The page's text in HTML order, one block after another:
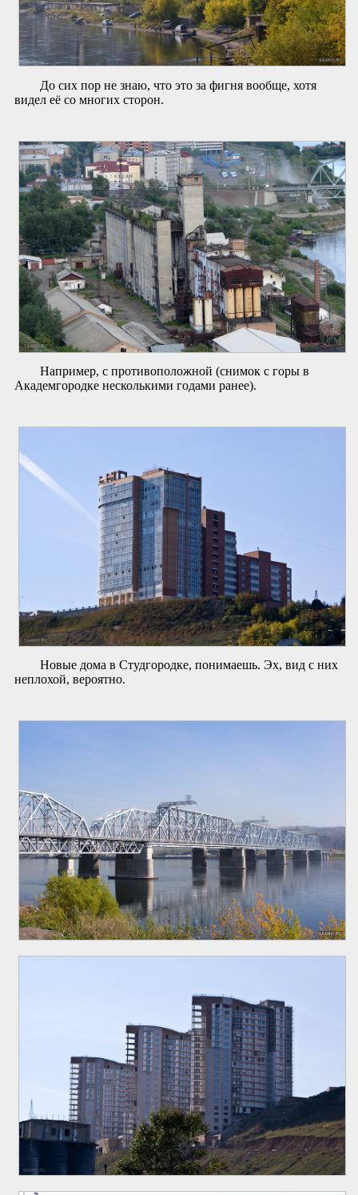
До сих пор не знаю, что это за фигня вообще, хотя
видел её со многих сторон.
Например, с противоположной (снимок с горы в
Академгородке несколькими годами ранее).
Новые дома в Студгородке, понимаешь. Эх, вид с них
неплохой, вероятно.